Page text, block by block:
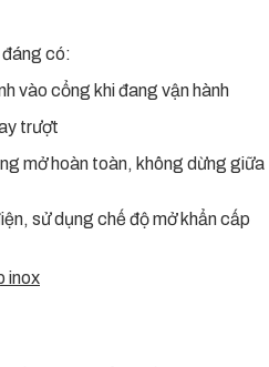
có:
vào cổng khi đang vận hành
trượt
mở hoàn toàn, không dừng giữa
sử dụng chế độ mở khẩn cấp
inox